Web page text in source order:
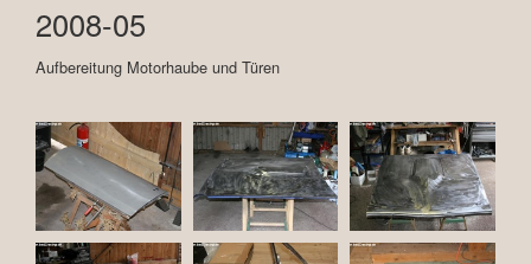
2008-05
Aufbereitung Motorhaube und Türen